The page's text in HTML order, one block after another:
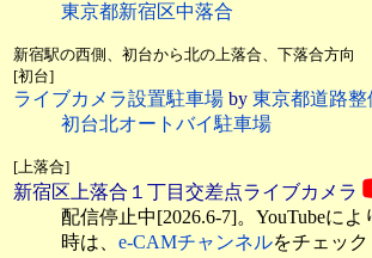
東京都新宿区中落合
新宿駅の西側、初台から北の上落合、下落合方向
[初台]
ライブカメラ設置駐車場 by 東京都道路整
初台北オートバイ駐車場
[上落合]
新宿区上落合１丁目交差点ライブカメラ
配信停止中[2026.6-7]。YouTubeに
時は、 e-CAMチャンネルをチェック